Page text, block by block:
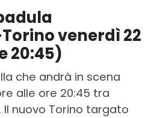
venerdì 22
20:45)
che andrà in scena
alle ore 20:45 tra
nuovo Torino targato